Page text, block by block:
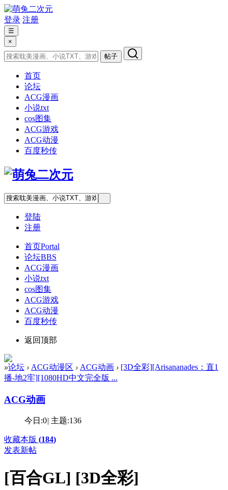
登录 注册
☰
×
帖子
首页
论坛
ACG漫画
小说txt
cos图集
ACG游戏
ACG动漫
百度秒传
登陆
注册
首页Portal
论坛BBS
ACG漫画
小说txt
cos图集
ACG游戏
ACG动漫
百度秒传
返回顶部
»论坛 › ACG动漫区 › ACG动画 › [3D全彩][Arisananades：直1
播-地2牢][1080HD中文完全版 ...
ACG动画
今日:0| 主题:136
收藏本版 (184)
发表新帖
[百合GL] [3D全彩]